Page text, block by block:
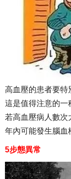
高血壓的患者要特
這是值得注意的一
若高血壓病人數
年內可能發生腦血
5步態異常